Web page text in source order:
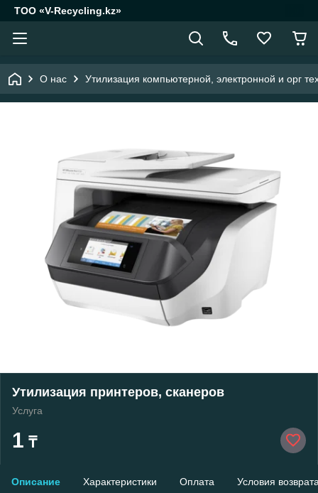
ТОО «V-Recycling.kz»
О нас Утилизация компьютерной, электронной и орг
Утилизация принтеров, сканеров
Услуга
1 ₸
Описание Характеристики Оплата Условия